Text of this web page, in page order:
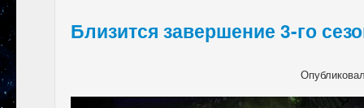
Близится завершение 3-го